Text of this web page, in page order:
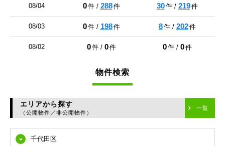
08/04 0件 / 288件 30件 / 219件
08/03 0件 / 198件 8件 / 202件
08/02 0件 / 0件 0件 / 0件
物件検索
エリアから探す
（公開物件／非公開物件）
一覧
千代田区